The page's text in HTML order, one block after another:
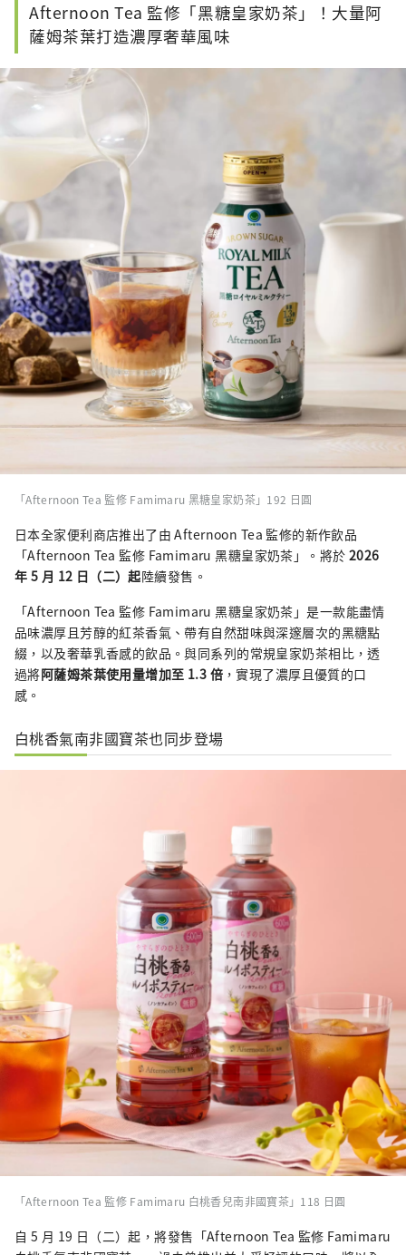
Afternoon Tea 監修「黑糖皇家奶茶」！大量阿
薩姆茶葉打造濃厚奢華風味
「Afternoon Tea 監修 Famimaru 黑糖皇家奶茶」192 日圓
日本全家便利商店推出了由 Afternoon Tea 監修的新作飲品
「Afternoon Tea 監修 Famimaru 黑糖皇家奶茶」。將於 2026
年 5 月 12 日（二）起陸續發售。
「Afternoon Tea 監修 Famimaru 黑糖皇家奶茶」是一款能盡情
品味濃厚且芳醇的紅茶香氣、帶有自然甜味與深邃層次的黑糖點
綴，以及奢華乳香感的飲品。與同系列的常規皇家奶茶相比，透
過將阿薩姆茶葉使用量增加至 1.3 倍，實現了濃厚且優質的口
感。
白桃香氣南非國寶茶也同步登場
「Afternoon Tea 監修 Famimaru 白桃香兒南非國寶茶」118 日圓
自 5 月 19 日（二）起，將發售「Afternoon Tea 監修 Famimaru